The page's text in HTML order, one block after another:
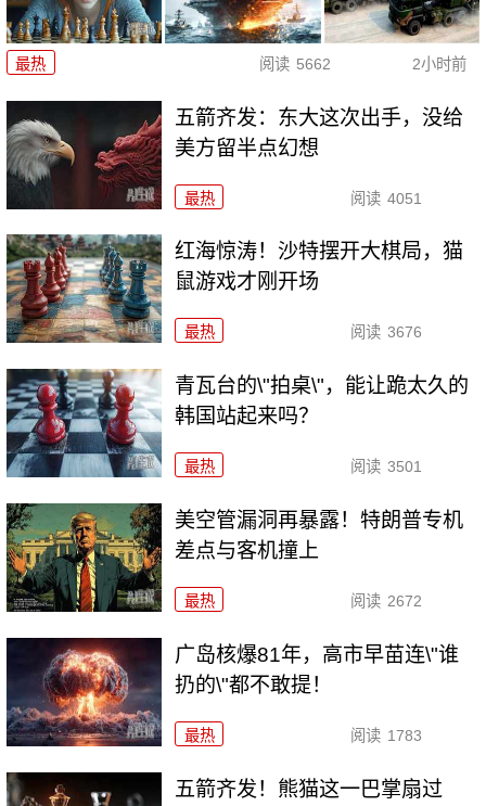
最热 阅读 5662 2小时前
五箭齐发：东大这次出手，没给
美方留半点幻想
最热 阅读 4051
红海惊涛！沙特摆开大棋局，猫
鼠游戏才刚开场
最热 阅读 3676
青瓦台的\"拍桌\"，能让跪太久的
韩国站起来吗？
最热 阅读 3501
美空管漏洞再暴露！特朗普专机
差点与客机撞上
最热 阅读 2672
广岛核爆81年，高市早苗连\"谁
扔的\"都不敢提！
最热 阅读 1783
五箭齐发！熊猫这一巴掌扇过